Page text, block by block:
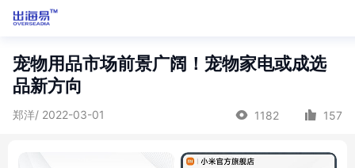
宠物用品市场前景广阔！宠物家电或成选
品新方向
郑洋/ 2022-03-01 1182 157